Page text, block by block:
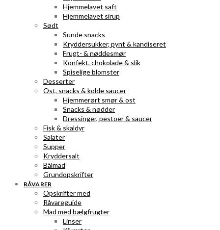
Hjemmelavet saft
Hjemmelavet sirup
Sødt
Sunde snacks
Kryddersukker, pynt & kandiseret
Frugt- & nøddesmør
Konfekt, chokolade & slik
Spiselige blomster
Desserter
Ost, snacks & kolde saucer
Hjemmerørt smør & ost
Snacks & nødder
Dressinger, pestoer & saucer
Fisk & skaldyr
Salater
Supper
Kryddersalt
Bålmad
Grundopskrifter
RÅVARER
Opskrifter med
Råvareguide
Mad med bælgfrugter
Linser